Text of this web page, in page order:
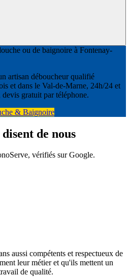
ou de baignoire à Fontenay-
artisan déboucheur qualifié
et dans le Val-de-Marne, 24h/24 et
gratuit par téléphone.
& Baignoire
de nous
vérifiés sur Google.
aussi compétents et respectueux de
leur métier et qu'ils mettent un
de qualité.